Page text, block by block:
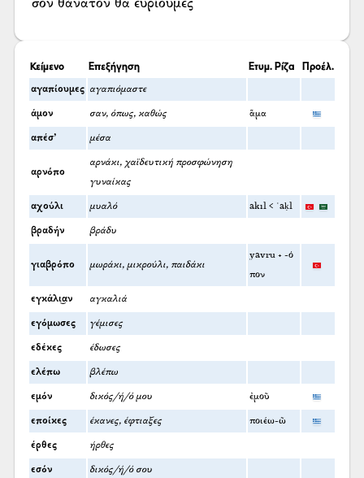
σον θάνατον θα ευρίουμες
Κείμενο Επεξήγηση Ετυμ. Ρίζα Προέλ.
αγαπίουμες αγαπιόμαστε
άμον σαν, όπως, καθώς ἅμα
απέσ’ μέσα
αρνόπο
αρνάκι, χαϊδευτική προσφώνηση
γυναίκας
αχούλι μυαλό akıl < ʿaḳl
βραδήν βράδυ
γιαβρόπο μωράκι, μικρούλι, παιδάκι
yavru + -ό
πον
εγκάλι͜αν αγκαλιά
εγόμωσες γέμισες
εδέκες έδωσες
ελέπω βλέπω
εμόν δικός/ή/ό μου ἐμοῦ
εποίκες έκανες, έφτιαξες ποιέω-ῶ
έρθες ήρθες
εσόν δικός/ή/ό σου